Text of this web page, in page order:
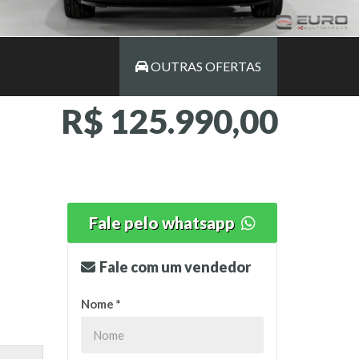
OUTRAS OFERTAS
R$ 125.990,00
Fale pelo whatsapp
Fale com um vendedor
Nome *